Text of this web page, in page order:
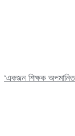
‘একজন শিক্ষক